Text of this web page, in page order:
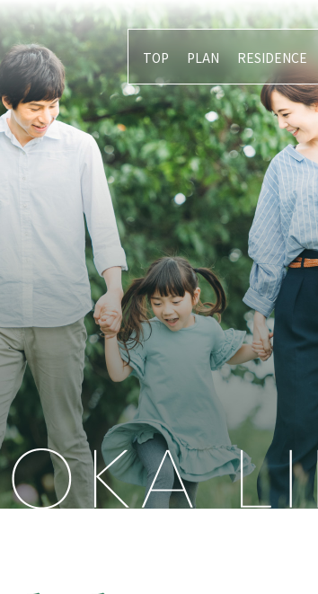
TOP PLAN RESIDENCE
Location
光が丘ライフ 環
Quality
設備仕様 ブ
Map
現地案内図・サロン案内図
来場予約はこちら
「LIVIO Life Design! SALON (品川駅)」にて本物件の
ご案内をしております。
※光が丘の建設現地ではございません。